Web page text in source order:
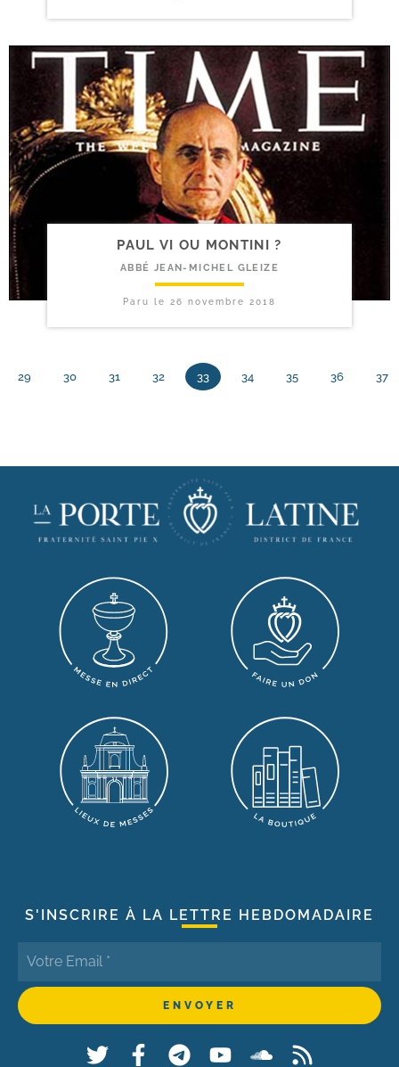
PAUL VI OU MONTINI ?
ABBÉ JEAN-MICHEL GLEIZE
Paru le 26 novembre 2018
29 30 31 32 33 34 35 36 37
S'INSCRIRE À LA LETTRE HEBDOMADAIRE